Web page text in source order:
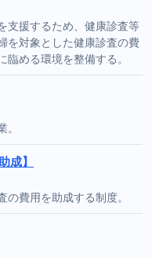
支援するため、健康診査等
を対象とした健康診査の費
める環境を整備する。
成】
費用を助成する制度。